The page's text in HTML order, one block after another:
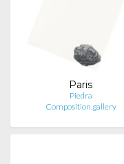
Paris
Piedra
Composition.gallery